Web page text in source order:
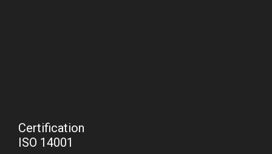
Certification
ISO 14001